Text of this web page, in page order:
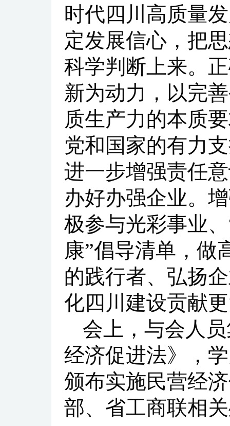
时代四川高质量
定发展信心，把
科学判断上来。
新为动力，以完
质生产力的本质
党和国家的有力
进一步增强责任
办好办强企业。
极参与光彩事业
康”倡导清单，做
的践行者、弘扬
化四川建设贡献
会上，与会人
经济促进法》，
颁布实施民营经
部、省工商联相